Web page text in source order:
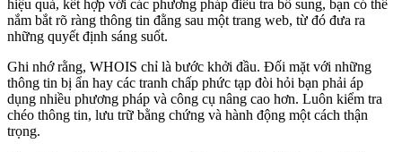
hiệu quả, kết hợp với các phương pháp điều tra bổ sung, bạn có thể
nắm bắt rõ ràng thông tin đằng sau một trang web, từ đó đưa ra
những quyết định sáng suốt.
Ghi nhớ rằng, WHOIS chỉ là bước khởi đầu. Đối mặt với những
thông tin bị ẩn hay các tranh chấp phức tạp đòi hỏi bạn phải áp
dụng nhiều phương pháp và công cụ nâng cao hơn. Luôn kiểm tra
chéo thông tin, lưu trữ bằng chứng và hành động một cách thận
trọng.